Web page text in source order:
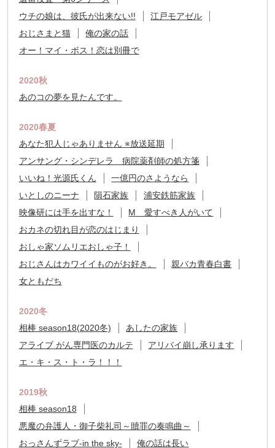
ウチの娘は、彼氏が出来ない!!
江戸モアゼル
おじさまと猫
俺の家の話
オー！マイ・ボス！恋は別冊で
2020秋
あのコの夢を見たんです。
2020春夏
あなた犯人じゃありません ※放送延期
アンサング・シンデレラ 病院薬剤師の処方箋
いいね！光源氏くん
一億円のさようなら
いとしのニーナ
隕石家族
浦安鉄筋家族
映像研には手を出すな！
M 愛すべき人がいて
おカネの切れ目が恋のはじまり
おしゃ家ソムリエおしゃ子！
おじさんはカワイイものがお好き。
親バカ青春白書
女ともだち
2020冬
相棒 season18(2020冬)
あしたの家族
アライブ がん専門医のカルテ
アリバイ崩し承ります
エ・キ・ス・ト・ラ！！！
2019秋
相棒 season18
悪魔の弁護人・御子柴礼司～贖罪の奏鳴曲～
おっさんずラブ-in the sky-
俺の話は長い